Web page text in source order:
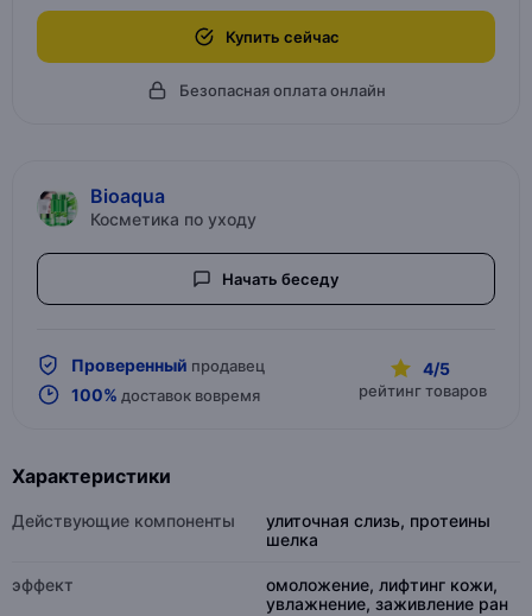
Купить сейчас
Безопасная оплата онлайн
Bioaqua
Косметика по уходу
Начать беседу
Проверенный продавец
100% доставок вовремя
4/5
рейтинг товаров
Характеристики
Действующие компоненты
улиточная слизь, протеины
шелка
эффект
омоложение, лифтинг кожи,
увлажнение, заживление ран